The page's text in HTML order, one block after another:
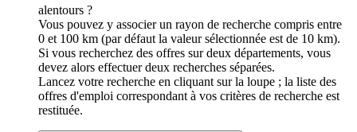
alentours ?
Vous pouvez y associer un rayon de recherche compris entre
0 et 100 km (par défaut la valeur sélectionnée est de 10 km).
Si vous recherchez des offres sur deux départements, vous
devez alors effectuer deux recherches séparées.
Lancez votre recherche en cliquant sur la loupe ; la liste des
offres d'emploi correspondant à vos critères de recherche est
restituée.